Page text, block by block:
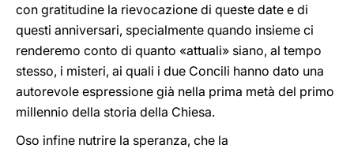
con gratitudine la rievocazione di queste date e di
questi anniversari, specialmente quando insieme ci
renderemo conto di quanto «attuali» siano, al tempo
stesso, i misteri, ai quali i due Concili hanno dato una
autorevole espressione già nella prima metà del primo
millennio della storia della Chiesa.
Oso infine nutrire la speranza, che la